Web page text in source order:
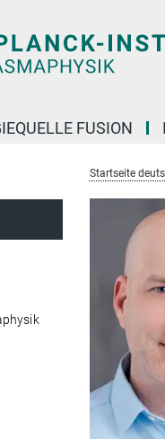
FUSION
Startseite